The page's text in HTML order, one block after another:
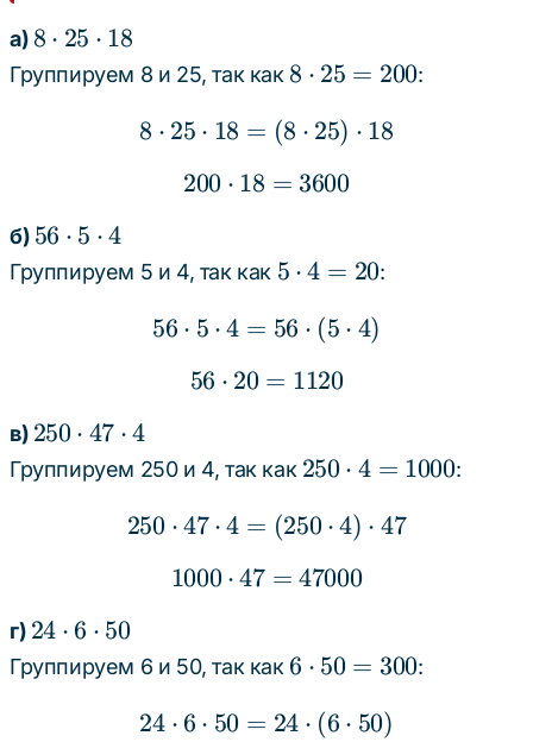
\cdot
(b
\cdot
а) 8
\cdot
8 ⋅ 25 ⋅ 18
Группируем 8 и 25, так как 8
25 =
8 ⋅ 25 = 200:
8 \cdot 25 \cdot 18 =
8 ⋅ 25 ⋅ 18 = (8 ⋅ 25) ⋅ 18
200 \cdot 18 = 3600
200 ⋅ 18 = 3600
б) 56
\cdot
56 ⋅ 5 ⋅4
Группируем 5 и 4, так как 5
4 =
5 ⋅ 4 = 20:
56 \cdot 5 \cdot 4 =
56 ⋅ 5 ⋅ 4 = 56 ⋅ (5 ⋅ 4)
56 \cdot 20 = 1120
56 ⋅ 20 = 1120
в) 250
\cdot
250 ⋅ 47 ⋅ 4
Группируем 250 и 4, так как 250
4 =
250 ⋅ 4 = 1000:
250 \cdot 47 \cdot 4 =
250 ⋅47 ⋅ 4 = (250 ⋅ 4) ⋅ 47
1000 \cdot 47 = 47000
1000 ⋅ 47 = 47000
г) 24
\cdot
24 ⋅ 6 ⋅ 50
Группируем 6 и 50, так как 6
50 =
6 ⋅ 50 = 300:
24 \cdot 6 \cdot 50 =
24 ⋅ 6 ⋅ 50 = 24 ⋅ (6 ⋅ 50)